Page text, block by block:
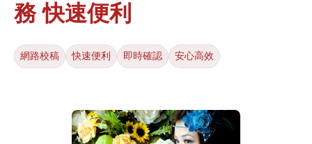
務 快速便利
網路校稿 快速便利 即時確認 安心高效